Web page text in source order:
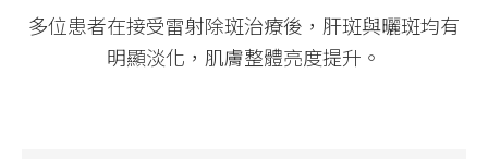
多位患者在接受雷射除斑治療後，肝斑與曬斑均有
明顯淡化，肌膚整體亮度提升。